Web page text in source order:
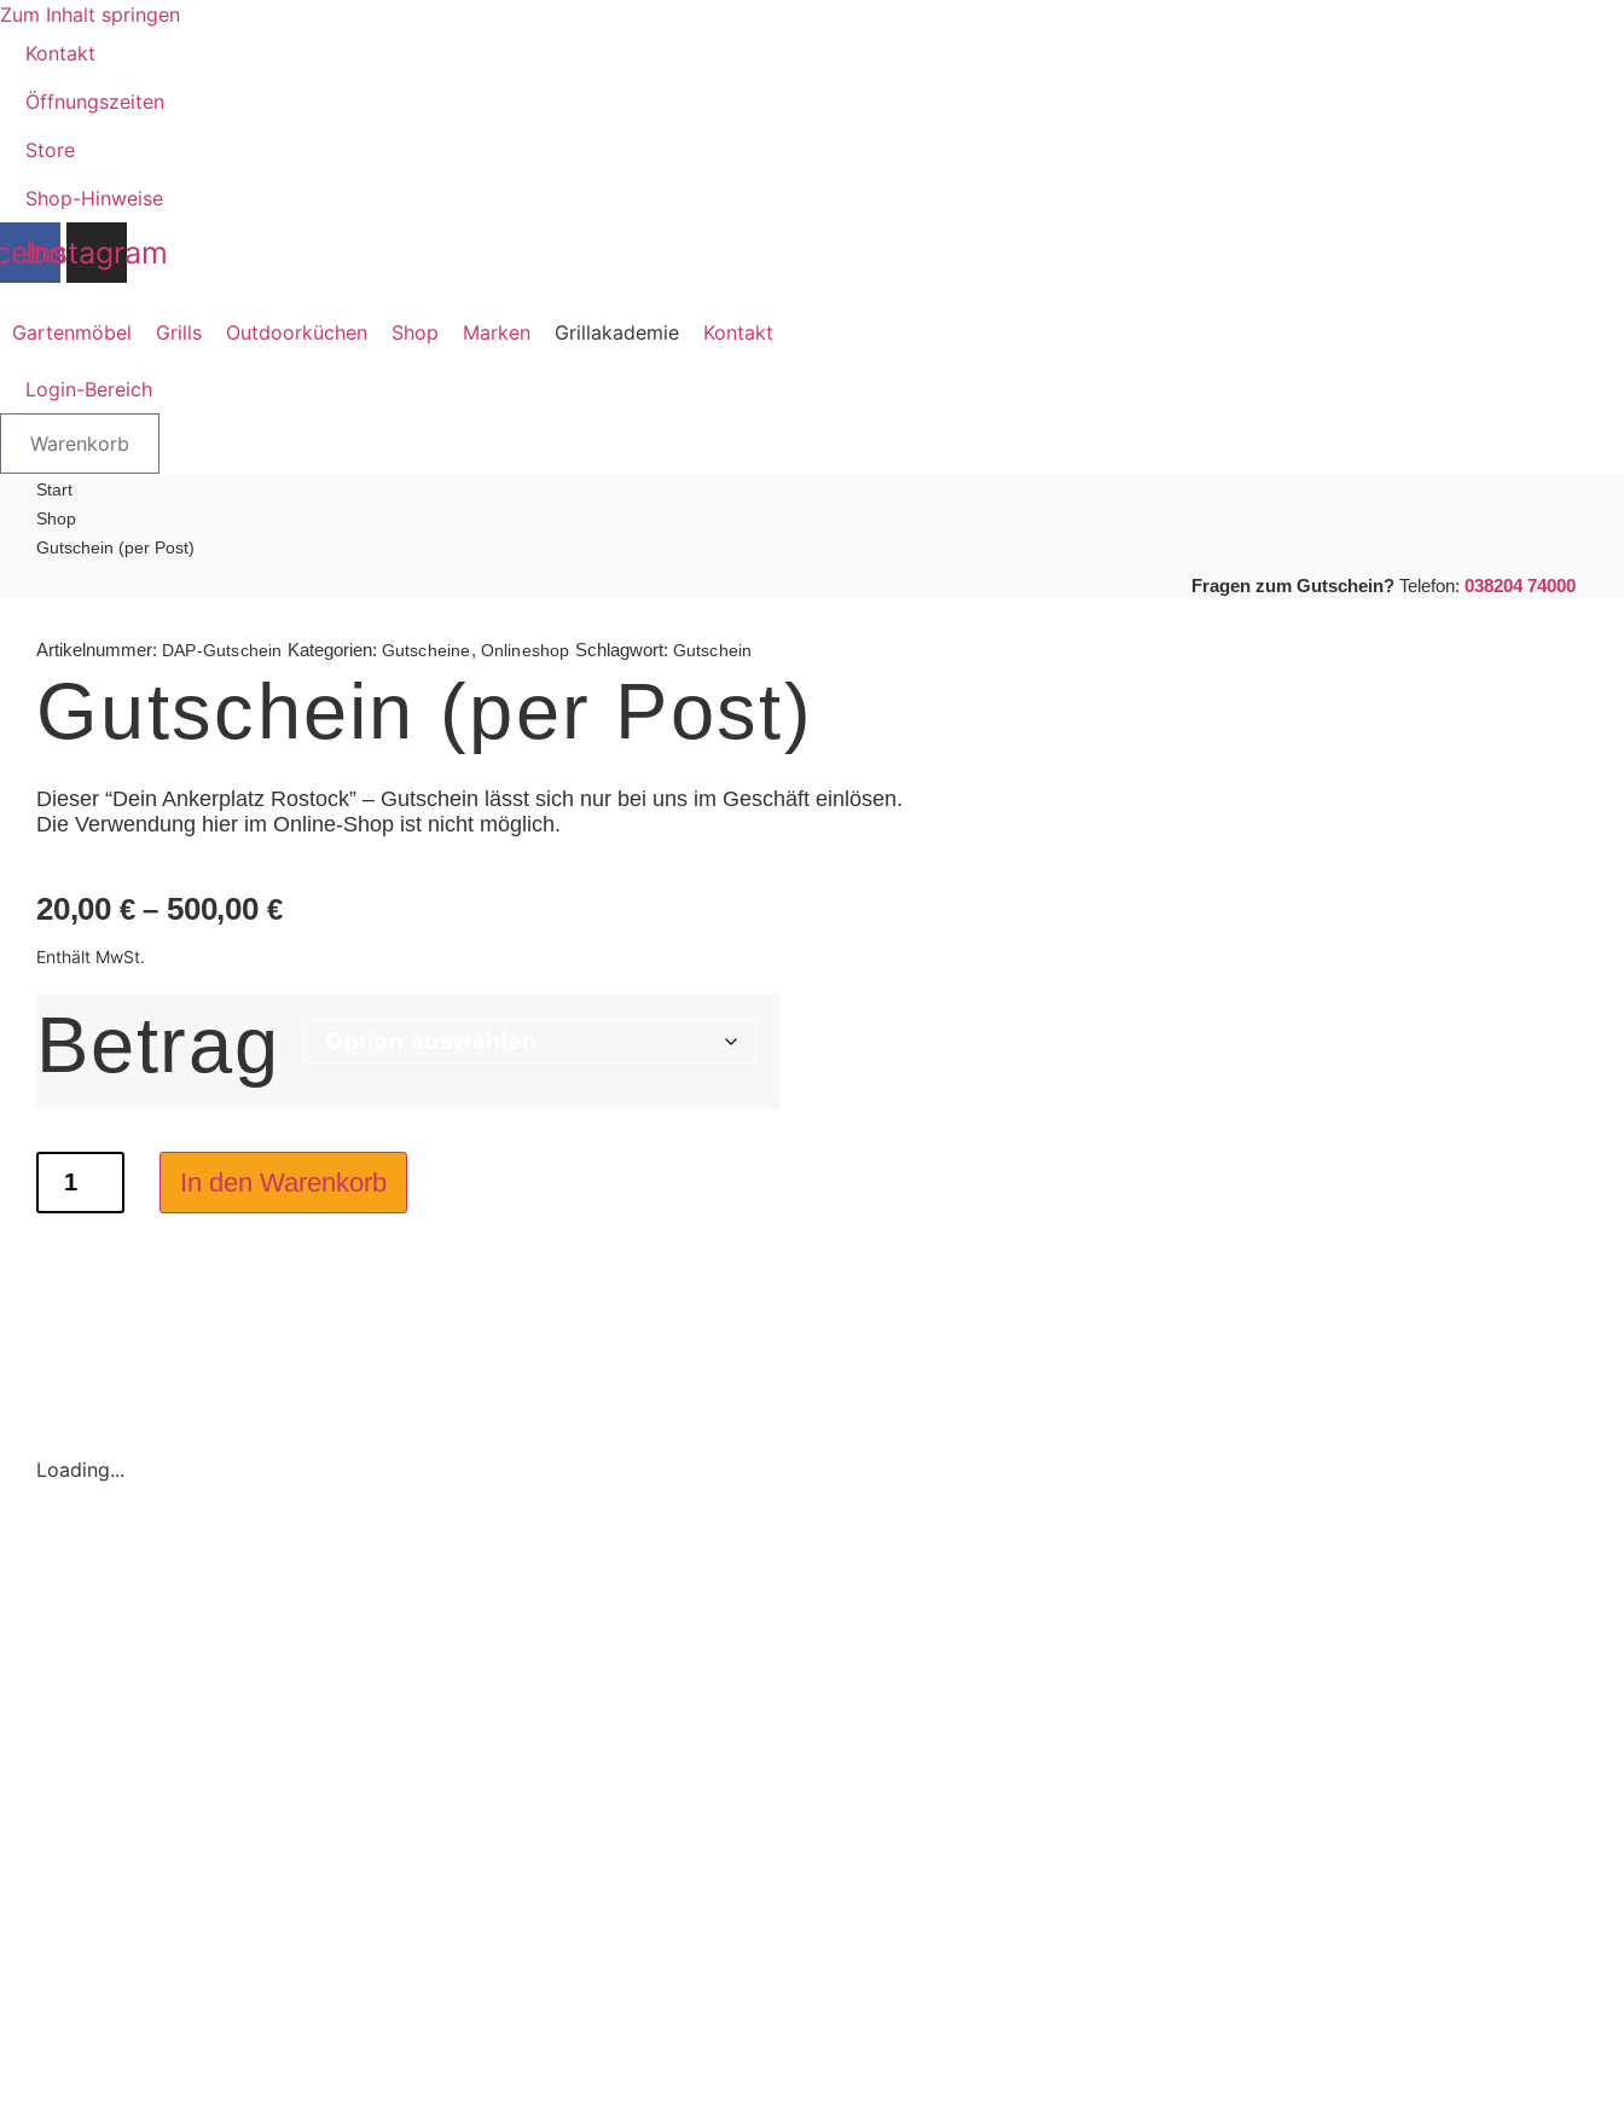
Zum Inhalt springen
Kontakt
Öffnungszeiten
Store
Shop-Hinweise
Instagram
Gartenmöbel Grills Outdoorküchen Shop Marken Grillakademie Kontakt
Login-Bereich
Warenkorb
Start
Shop
Gutschein (per Post)
Fragen zum Gutschein? Telefon: 038204 74000
Artikelnummer: DAP-Gutschein Kategorien: Gutscheine, Onlineshop Schlagwort: Gutschein
Gutschein (per Post)
Dieser “Dein Ankerplatz Rostock” – Gutschein lässt sich nur bei uns im Geschäft einlösen.
Die Verwendung hier im Online-Shop ist nicht möglich.
20,00 € – 500,00 €Preisspanne:
Enthält MwSt.
Betrag
(per
Post)
Menge
In den Warenkorb
Loading...